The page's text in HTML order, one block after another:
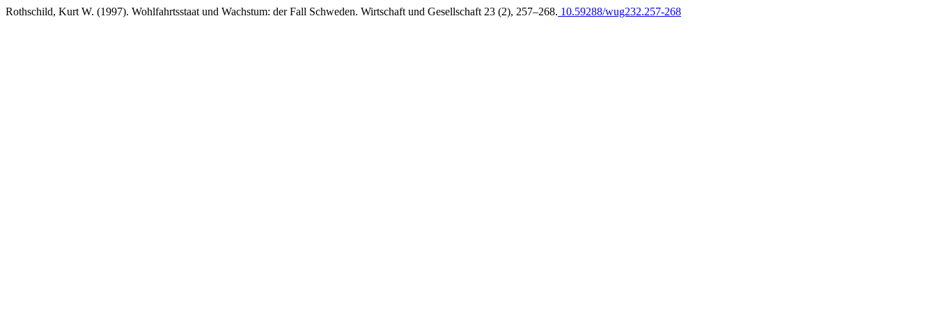
Rothschild, Kurt W. (1997). Wohlfahrtsstaat und Wachstum: der Fall Schweden. Wirtschaft und Gesellschaft 23 (2), 257–268. 10.59288/wug232.257-268